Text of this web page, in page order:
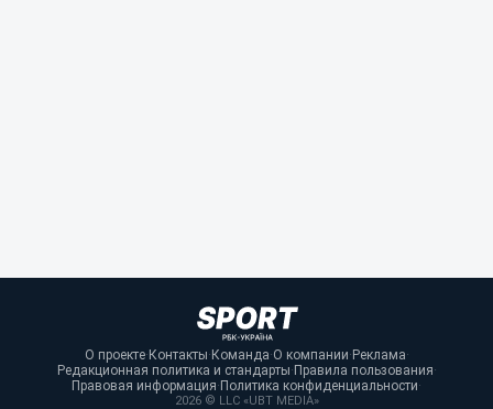
О проекте·Контакты·Команда·О компании·Реклама·
Редакционная политика и стандарты·Правила пользования·
Правовая информация·Политика конфиденциальности·
2026 © LLC «UBT MEDIA»